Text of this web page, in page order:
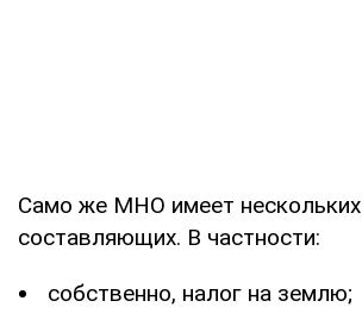
Само же МНО имеет нескольких
составляющих. В частности:
собственно, налог на землю;